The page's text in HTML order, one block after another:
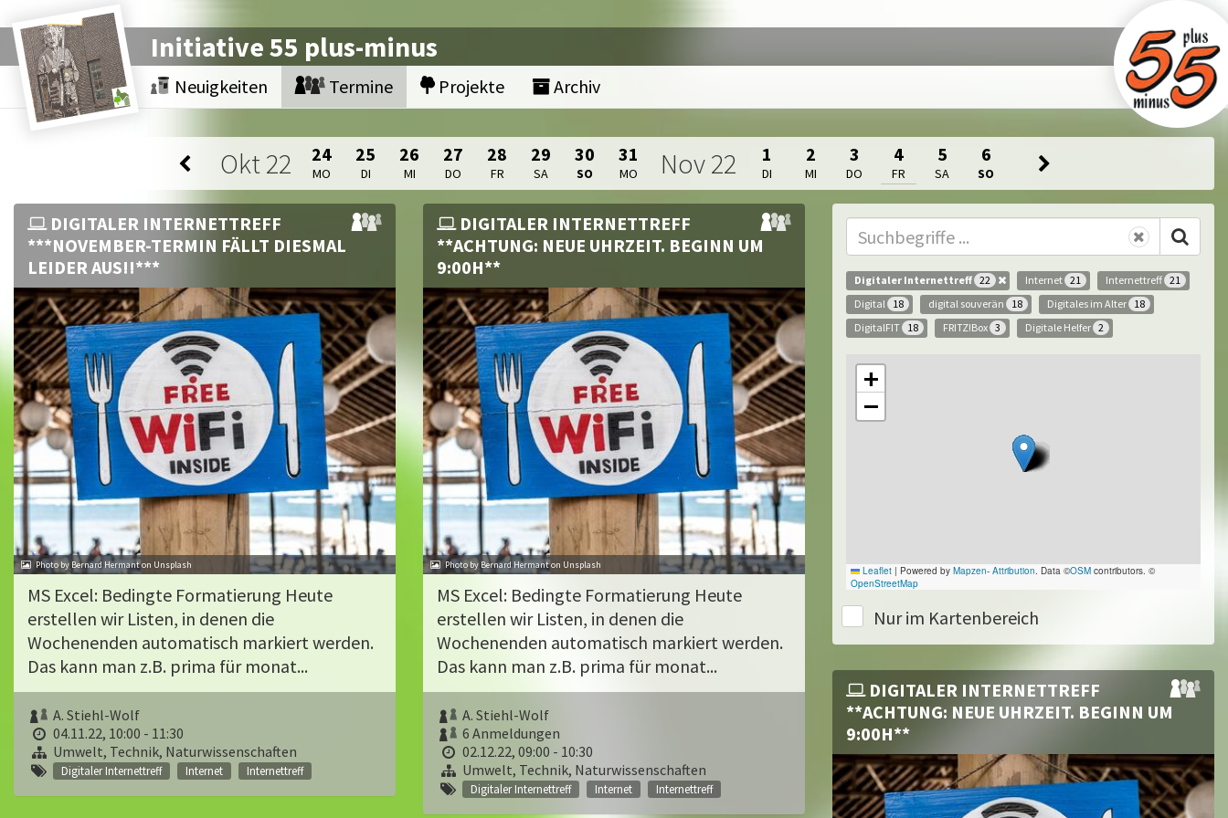
Initiative 55 plus-minus
Neuigkeiten Termine Projekte Archiv
Okt22 24
MO
25
DI
26
MI
27
DO
28
FR
29
SA
30
SO
31
MO Nov22 1
DI
2
MI
3
DO
4
FR
5
SA
6
SO
Digitaler Internettreff 22 Internet 21 Internettreff 21
Digital 18 digital souverän 18 Digitales im Alter 18
DigitalFIT 18 FRITZ!Box 3 Digitale Helfer 2
+
−
Leaflet | Powered by Mapzen- Attribution. Data ©OSM contributors. ©
OpenStreetMap
Nur im Kartenbereich
DIGITALER INTERNETTREFF
***NOVEMBER-TERMIN FÄLLT DIESMAL
LEIDER AUS!!***
Photo by Bernard Hermant on Unsplash
MS Excel: Bedingte Formatierung Heute
erstellen wir Listen, in denen die
Wochenenden automatisch markiert werden.
Das kann man z.B. prima für monat...
A. Stiehl-Wolf
04.11.22, 10:00 - 11:30
Umwelt, Technik, Naturwissenschaften
Digitaler Internettreff Internet Internettreff
DIGITALER INTERNETTREFF
**ACHTUNG: NEUE UHRZEIT. BEGINN UM
9:00H**
Photo by Bernard Hermant on Unsplash
MS Excel: Bedingte Formatierung Heute
erstellen wir Listen, in denen die
Wochenenden automatisch markiert werden.
Das kann man z.B. prima für monat...
A. Stiehl-Wolf
6 Anmeldungen
02.12.22, 09:00 - 10:30
Umwelt, Technik, Naturwissenschaften
Digitaler Internettreff Internet Internettreff
DIGITALER INTERNETTREFF
**ACHTUNG: NEUE UHRZEIT. BEGINN UM
9:00H**